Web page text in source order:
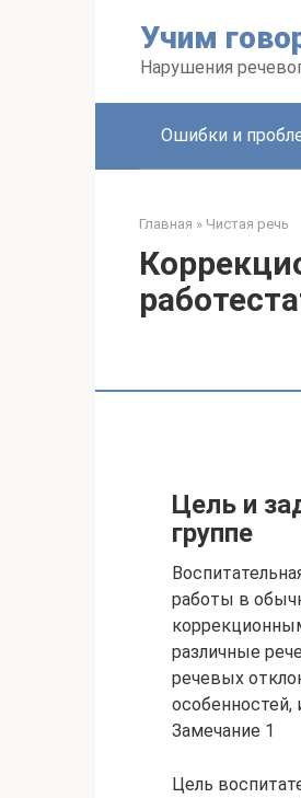
Учим
Нарушения
Ошибки и
Главная » Чистая речь
Цель и
группе
работы в
различные
речевых
особенностей,
Замечание 1
Цель